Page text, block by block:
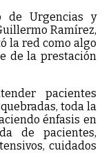
de Urgencias y
Ramírez,
la red como algo
de la prestación
pacientes
toda la
énfasis en
de pacientes,
cuidados